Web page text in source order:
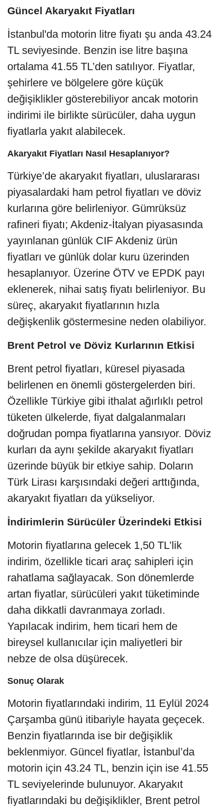
Güncel Akaryakıt Fiyatları
İstanbul'da motorin litre fiyatı şu anda 43.24
TL seviyesinde. Benzin ise litre başına
ortalama 41.55 TL’den satılıyor. Fiyatlar,
şehirlere ve bölgelere göre küçük
değişiklikler gösterebiliyor ancak motorin
indirimi ile birlikte sürücüler, daha uygun
fiyatlarla yakıt alabilecek.
Akaryakıt Fiyatları Nasıl Hesaplanıyor?
Türkiye’de akaryakıt fiyatları, uluslararası
piyasalardaki ham petrol fiyatları ve döviz
kurlarına göre belirleniyor. Gümrüksüz
rafineri fiyatı; Akdeniz-İtalyan piyasasında
yayınlanan günlük CIF Akdeniz ürün
fiyatları ve günlük dolar kuru üzerinden
hesaplanıyor. Üzerine ÖTV ve EPDK payı
eklenerek, nihai satış fiyatı belirleniyor. Bu
süreç, akaryakıt fiyatlarının hızla
değişkenlik göstermesine neden olabiliyor.
Brent Petrol ve Döviz Kurlarının Etkisi
Brent petrol fiyatları, küresel piyasada
belirlenen en önemli göstergelerden biri.
Özellikle Türkiye gibi ithalat ağırlıklı petrol
tüketen ülkelerde, fiyat dalgalanmaları
doğrudan pompa fiyatlarına yansıyor. Döviz
kurları da aynı şekilde akaryakıt fiyatları
üzerinde büyük bir etkiye sahip. Doların
Türk Lirası karşısındaki değeri arttığında,
akaryakıt fiyatları da yükseliyor.
İndirimlerin Sürücüler Üzerindeki Etkisi
Motorin fiyatlarına gelecek 1,50 TL’lik
indirim, özellikle ticari araç sahipleri için
rahatlama sağlayacak. Son dönemlerde
artan fiyatlar, sürücüleri yakıt tüketiminde
daha dikkatli davranmaya zorladı.
Yapılacak indirim, hem ticari hem de
bireysel kullanıcılar için maliyetleri bir
nebze de olsa düşürecek.
Sonuç Olarak
Motorin fiyatlarındaki indirim, 11 Eylül 2024
Çarşamba günü itibariyle hayata geçecek.
Benzin fiyatlarında ise bir değişiklik
beklenmiyor. Güncel fiyatlar, İstanbul’da
motorin için 43.24 TL, benzin için ise 41.55
TL seviyelerinde bulunuyor. Akaryakıt
fiyatlarındaki bu değişiklikler, Brent petrol